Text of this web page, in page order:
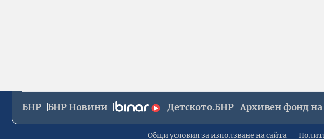
БНР БНР Новини Детското.БНР Архивен фонд
Общи условия за използване на сайта